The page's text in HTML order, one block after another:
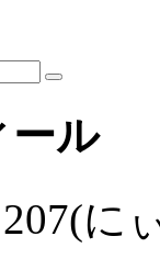
ール
に